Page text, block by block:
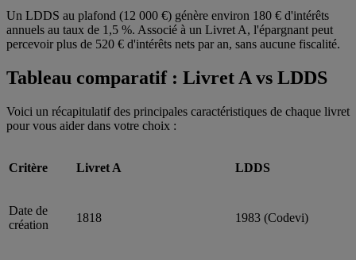
Un LDDS au plafond (12 000 €) génère environ 180 € d'intérêts
annuels au taux de 1,5 %. Associé à un Livret A, l'épargnant peut
percevoir plus de 520 € d'intérêts nets par an, sans aucune fiscalité.
Tableau comparatif : Livret A vs LDDS
Voici un récapitulatif des principales caractéristiques de chaque livret
pour vous aider dans votre choix :
Critère Livret A LDDS
Date de
création
1818 1983 (Codevi)